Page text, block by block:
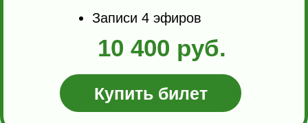
Записи 4 эфиров
10 400 руб.
Купить билет